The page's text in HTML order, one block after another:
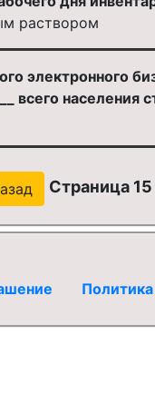
раствором
электронного
всего населения
Страница